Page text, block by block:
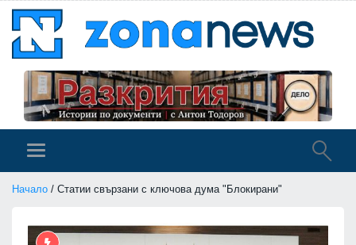
Начало / Статии свързани с ключова дума "Блокирани"